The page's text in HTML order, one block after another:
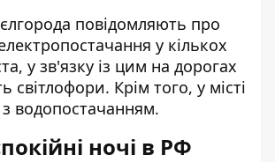
повідомляють про
у кількох
у зв'язку із цим на дорогах
Крім того, у місті
водопостачанням.
ночі в РФ